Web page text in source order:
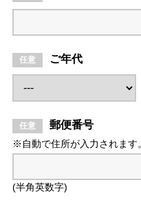
ご年代
郵便番号
※自動で住所が入力されます。
(半角英数字)